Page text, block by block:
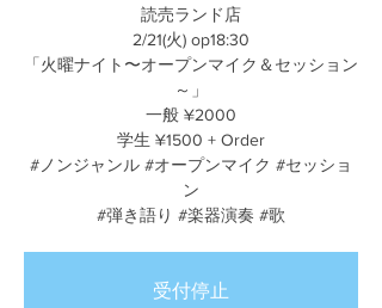
読売ランド店
2/21(火) op18:30
「火曜ナイト〜オープンマイク＆セッション
～」
一般 ¥2000
学生 ¥1500 + Order
#ノンジャンル #オープンマイク #セッショ
ン
#弾き語り #楽器演奏 #歌
受付停止